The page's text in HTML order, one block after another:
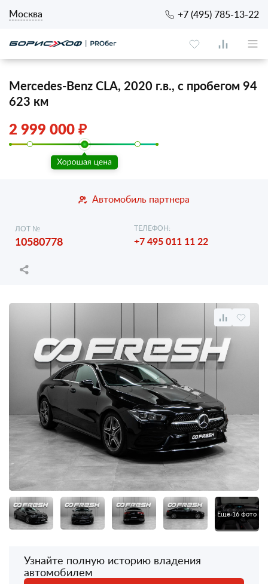
Москва +7 (495) 785-13-22
Mercedes-Benz CLA, 2020 г.в., с пробегом 94
623 км
2 999 000 ₽
Автомобиль партнера
ЛОТ №
10580778
ТЕЛЕФОН:
+7 495 011 11 22
Еще 16 фото
Узнайте полную историю владения
автомобилем